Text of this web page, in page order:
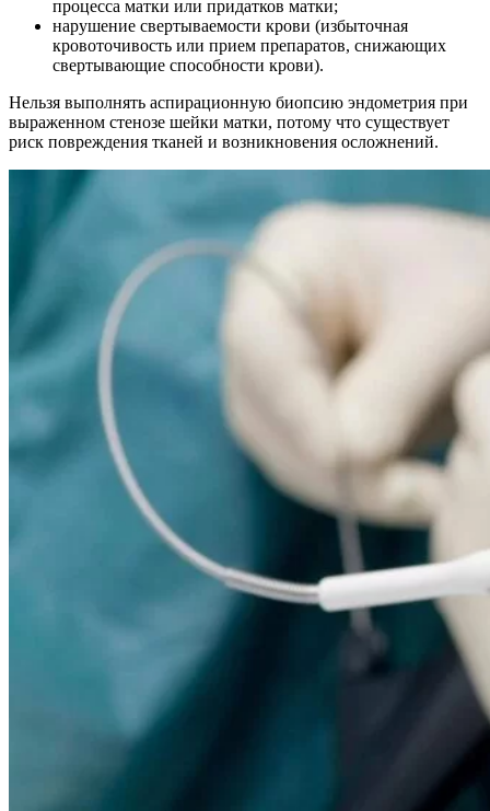
процесса матки или придатков матки;
нарушение свертываемости крови (избыточная
кровоточивость или прием препаратов, снижающих
свертывающие способности крови).
Нельзя выполнять аспирационную биопсию эндометрия при
выраженном стенозе шейки матки, потому что существует
риск повреждения тканей и возникновения осложнений.